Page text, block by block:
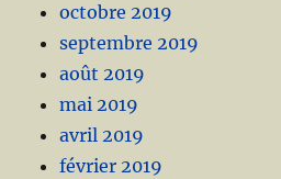
octobre 2019
septembre 2019
août 2019
mai 2019
avril 2019
février 2019